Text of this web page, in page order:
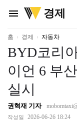
menu
위
키
리
경제
홈 경제 자동차
BYD코리
이언 6 부
실시
권혁재 기자
작성일 2026-06-26 18:24